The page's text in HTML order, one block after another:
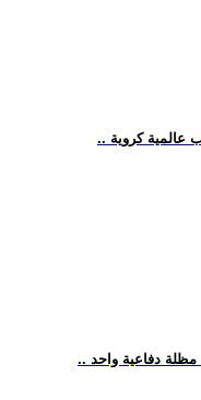
عالمية كروية
مظلة دفاعية واحد